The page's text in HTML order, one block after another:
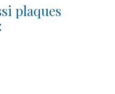
plaques